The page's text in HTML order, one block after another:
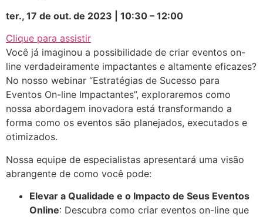
ter., 17 de out. de 2023 | 10:30 – 12:00
Clique para assistir
Você já imaginou a possibilidade de criar eventos on-
line verdadeiramente impactantes e altamente eficazes?
No nosso webinar “Estratégias de Sucesso para
Eventos On-line Impactantes”, exploraremos como
nossa abordagem inovadora está transformando a
forma como os eventos são planejados, executados e
otimizados.
Nossa equipe de especialistas apresentará uma visão
abrangente de como você pode:
Elevar a Qualidade e o Impacto de Seus Eventos
Online: Descubra como criar eventos on-line que